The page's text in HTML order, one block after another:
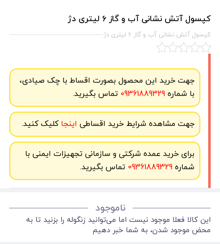
کپسول آتش نشانی آب و گاز 6 لیتری دژ
کپسول آتش نشانی آب و گاز 6 لیتری دژ
جهت خرید این محصول بصورت اقساط با چک صیادی،
با شماره09361889329 تماس بگیرید.
جهت مشاهده شرایط خرید اقساطی اینجاکلیک کنید.
برای خرید عمده شرکتی و سازمانی تجهیزات ایمنی با
شماره09361889329 تماس بگیرید.
ناموجود
این کالا فعلا موجود نیست اما می‌توانید زنگوله را بزنید تا به
محض موجود شدن، به شما خبر دهیم